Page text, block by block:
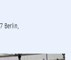
Berlin,